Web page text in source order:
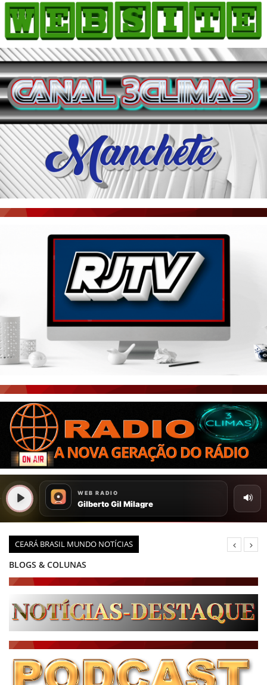
CEARÁ BRASIL MUNDO NOTÍCIAS
BLOGS & COLUNAS
PODCAST - PONTO DE VISTA
BRASIL DE FATO - ÚLTIMAS NOTÍCIAS
ÚLTIMAS NOTÍCIAS
HOME
COMO ANUNCIAR
JORNAIS DO BRASIL
PODCAST/NOTÍCIAS
AS NOTÍCIAS DO DIA
ACONTECEU...VIROU MANCHETE!
BLOGS & COLUNAS
AGÊNCIA DE NOTÍCIAS
CNN BRASIL
PORTAL CEARÁ
ÚLTIMAS POSTAGENS
BOAS NOTÍCIAS...VIRAM MANCHETE!
CEARÁ BRASIL NOTÍCIAS
CEARÁ BRASIL MUNDO 1
BRASIL DE FATO
NOTÍCIAS GERAIS
CONECTE-SE
REGISTO